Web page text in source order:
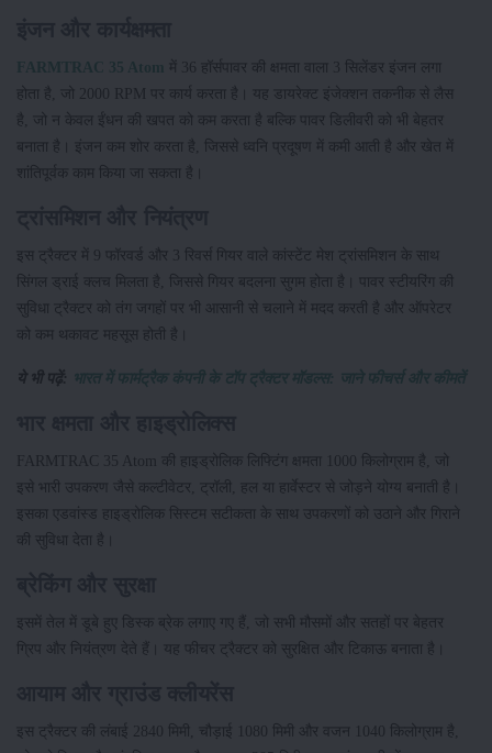
FARMTRAC 35 Atom में 36 हॉर्सपावर की क्षमता वाला 3 सिलेंडर इंजन लगा
होता है, जो 2000 RPM पर कार्य करता है। यह डायरेक्ट इंजेक्शन तकनीक से लैस
है, जो न केवल ईंधन की खपत को कम करता है बल्कि पावर डिलीवरी को भी बेहतर
बनाता है। इंजन कम शोर करता है, जिससे ध्वनि प्रदूषण में कमी आती है और खेत में
शांतिपूर्वक काम किया जा सकता है।
इस ट्रैक्टर में 9 फॉरवर्ड और 3 रिवर्स गियर वाले कांस्टेंट मेश ट्रांसमिशन के साथ
सिंगल ड्राई क्लच मिलता है, जिससे गियर बदलना सुगम होता है। पावर स्टीयरिंग की
सुविधा ट्रैक्टर को तंग जगहों पर भी आसानी से चलाने में मदद करती है और ऑपरेटर
को कम थकावट महसूस होती है।
ये भी पढ़ें: भारत में फार्मट्रैक कंपनी के टॉप ट्रैक्टर मॉडल्स: जाने फीचर्स और कीमतें
FARMTRAC 35 Atom की हाइड्रोलिक लिफ्टिंग क्षमता 1000 किलोग्राम है, जो
इसे भारी उपकरण जैसे कल्टीवेटर, ट्रॉली, हल या हार्वेस्टर से जोड़ने योग्य बनाती है।
इसका एडवांस्ड हाइड्रोलिक सिस्टम सटीकता के साथ उपकरणों को उठाने और गिराने
की सुविधा देता है।
इसमें तेल में डूबे हुए डिस्क ब्रेक लगाए गए हैं, जो सभी मौसमों और सतहों पर बेहतर
ग्रिप और नियंत्रण देते हैं। यह फीचर ट्रैक्टर को सुरक्षित और टिकाऊ बनाता है।
इस ट्रैक्टर की लंबाई 2840 मिमी, चौड़ाई 1080 मिमी और वजन 1040 किलोग्राम है,